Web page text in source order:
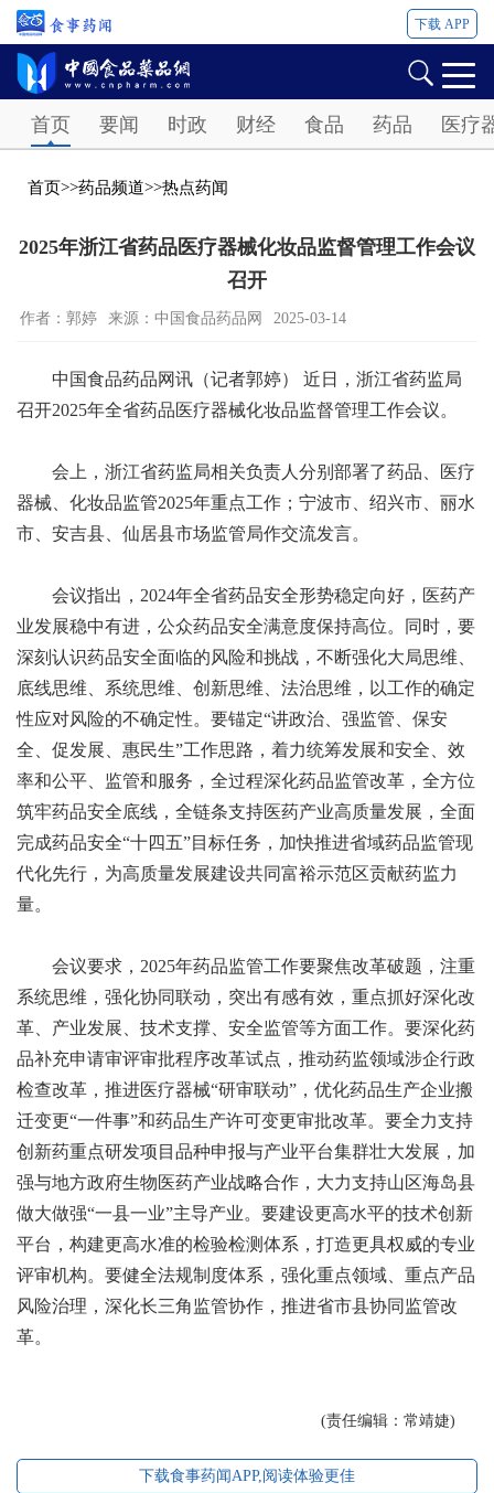
下载 APP
首页 要闻 时政 财经 食品 药品 医疗
首页>>药品频道>>热点药闻
2025年浙江省药品医疗器械化妆品监督管理工作会议
召开
作者：郭婷 来源：中国食品药品网 2025-03-14
中国食品药品网讯（记者郭婷） 近日，浙江省药监局
召开2025年全省药品医疗器械化妆品监督管理工作会议。
会上，浙江省药监局相关负责人分别部署了药品、医疗
器械、化妆品监管2025年重点工作；宁波市、绍兴市、丽水
市、安吉县、仙居县市场监管局作交流发言。
会议指出，2024年全省药品安全形势稳定向好，医药产
业发展稳中有进，公众药品安全满意度保持高位。同时，要
深刻认识药品安全面临的风险和挑战，不断强化大局思维、
底线思维、系统思维、创新思维、法治思维，以工作的确定
性应对风险的不确定性。要锚定“讲政治、强监管、保安
全、促发展、惠民生”工作思路，着力统筹发展和安全、效
率和公平、监管和服务，全过程深化药品监管改革，全方位
筑牢药品安全底线，全链条支持医药产业高质量发展，全面
完成药品安全“十四五”目标任务，加快推进省域药品监管现
代化先行，为高质量发展建设共同富裕示范区贡献药监力
量。
会议要求，2025年药品监管工作要聚焦改革破题，注重
系统思维，强化协同联动，突出有感有效，重点抓好深化改
革、产业发展、技术支撑、安全监管等方面工作。要深化药
品补充申请审评审批程序改革试点，推动药监领域涉企行政
检查改革，推进医疗器械“研审联动”，优化药品生产企业搬
迁变更“一件事”和药品生产许可变更审批改革。要全力支持
创新药重点研发项目品种申报与产业平台集群壮大发展，加
强与地方政府生物医药产业战略合作，大力支持山区海岛县
做大做强“一县一业”主导产业。要建设更高水平的技术创新
平台，构建更高水准的检验检测体系，打造更具权威的专业
评审机构。要健全法规制度体系，强化重点领域、重点产品
风险治理，深化长三角监管协作，推进省市县协同监管改
革。
(责任编辑：常靖婕)
下载食事药闻APP,阅读体验更佳